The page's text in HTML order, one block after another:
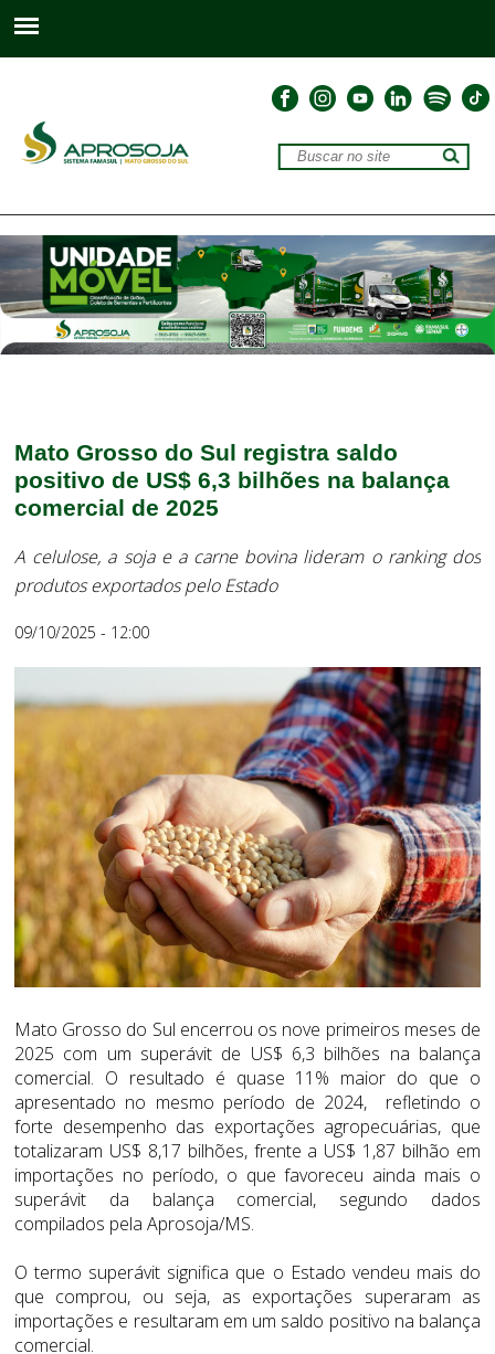
Mato Grosso do Sul registra saldo
positivo de US$ 6,3 bilhões na balança
comercial de 2025
A celulose, a soja e a carne bovina lideram o ranking dos
produtos exportados pelo Estado
09/10/2025 - 12:00
Mato Grosso do Sul encerrou os nove primeiros meses de
2025 com um superávit de US$ 6,3 bilhões na balança
comercial. O resultado é quase 11% maior do que o
apresentado no mesmo período de 2024, refletindo o
forte desempenho das exportações agropecuárias, que
totalizaram US$ 8,17 bilhões, frente a US$ 1,87 bilhão em
importações no período, o que favoreceu ainda mais o
superávit da balança comercial, segundo dados
compilados pela Aprosoja/MS.
O termo superávit significa que o Estado vendeu mais do
que comprou, ou seja, as exportações superaram as
importações e resultaram em um saldo positivo na balança
comercial.